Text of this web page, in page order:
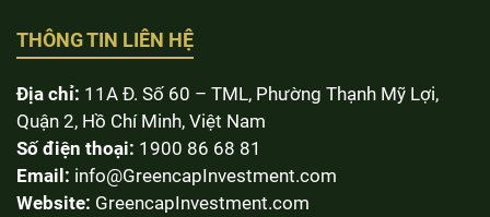
THÔNG TIN LIÊN HỆ
Địa chỉ: 11A Đ. Số 60 – TML, Phường Thạnh Mỹ Lợi,
Quận 2, Hồ Chí Minh, Việt Nam
Số điện thoại: 1900 86 68 81
Email: info@GreencapInvestment.com
Website: GreencapInvestment.com